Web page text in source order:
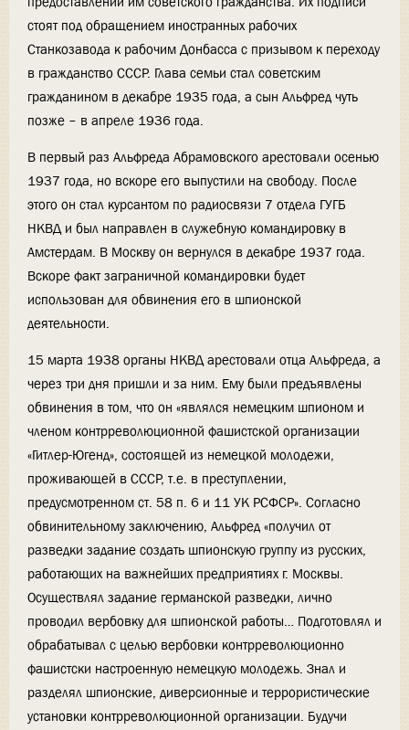
стоят под обращением иностранных рабочих
Станкозавода к рабочим Донбасса с призывом к переходу
в гражданство СССР. Глава семьи стал советским
гражданином в декабре 1935 года, а сын Альфред чуть
позже – в апреле 1936 года.
В первый раз Альфреда Абрамовского арестовали осенью
1937 года, но вскоре его выпустили на свободу. После
этого он стал курсантом по радиосвязи 7 отдела ГУГБ
НКВД и был направлен в служебную командировку в
Амстердам. В Москву он вернулся в декабре 1937 года.
Вскоре факт заграничной командировки будет
использован для обвинения его в шпионской
деятельности.
15 марта 1938 органы НКВД арестовали отца Альфреда, а
через три дня пришли и за ним. Ему были предъявлены
обвинения в том, что он «являлся немецким шпионом и
членом контрреволюционной фашистской организации
«Гитлер-Югенд», состоящей из немецкой молодежи,
проживающей в СССР, т.е. в преступлении,
предусмотренном ст. 58 п. 6 и 11 УК РСФСР». Согласно
обвинительному заключению, Альфред «получил от
разведки задание создать шпионскую группу из русских,
работающих на важнейших предприятиях г. Москвы.
Осуществлял задание германской разведки, лично
проводил вербовку для шпионской работы… Подготовлял и
обрабатывал с целью вербовки контрреволюционно
фашистски настроенную немецкую молодежь. Знал и
разделял шпионские, диверсионные и террористические
установки контрреволюционной организации. Будучи